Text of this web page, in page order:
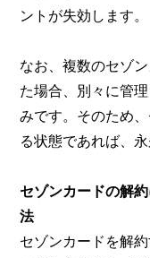
ントが失効します。
なお、複数のセゾ
た場合、別々に管
みです。そのため
る状態であれば、
セゾンカードの解
法
セゾンカードを解